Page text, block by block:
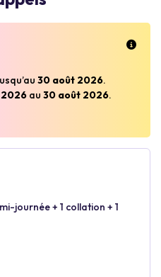
30 août 2026.
2026 au 30 août 2026.
journée + 1 collation + 1